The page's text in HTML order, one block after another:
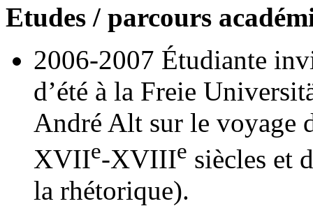
Etudes / parcours
2006-2007 Étudiante
d’été à la Freie
André Alt sur le voyage
XVIIe-XVIIIe siècles et
la rhétorique).